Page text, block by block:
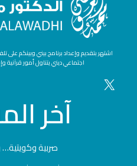
اشتهر بتقديم وإعداد برنامج بيني وبينكم على
اجتماعي ديني يتناول أمور
آخر
صربية